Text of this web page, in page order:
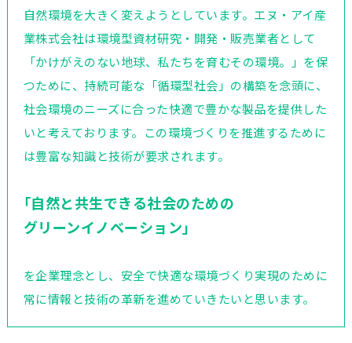
自然環境を大きく変えようとしています。エヌ・アイ産
業株式会社は環境型資材研究・開発・販売業者として
「かけがえのない地球、私たちを育むその環境。」を保
つために、持続可能な「循環型社会」の構築を念頭に、
社会環境のニーズに合った快適で豊かな製品を提供した
いと考えております。この環境づくりを推進するために
は豊富な知識と技術が要求されます。
｢自然と共生できる社会のための
グリーンイノベーション｣
を企業理念とし、安全で快適な環境づくり実現のために
常に情報と技術の革新を進めていきたいと思います。